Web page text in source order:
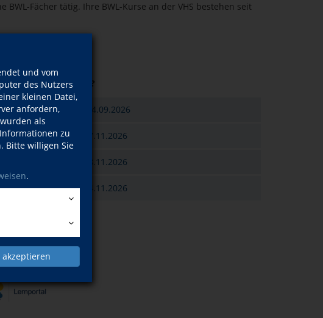
und vom
des Nutzers
kleinen Datei,
anfordern,
als
zu
Bitte willigen Sie
.
akzeptieren
Fächer tätig. Ihre BWL-Kurse an der VHS bestehen seit
Wann?
Mo., 14.09.2026
Sa., 07.11.2026
So., 08.11.2026
Sa., 14.11.2026